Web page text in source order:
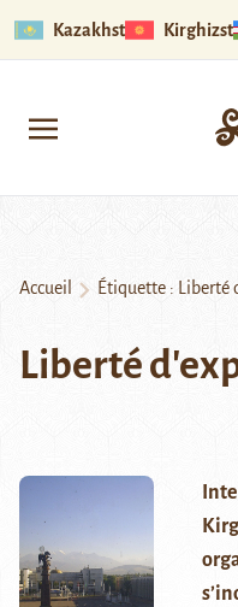
Kazakhstan
Accueil Étiquette : Liberté
Liberté